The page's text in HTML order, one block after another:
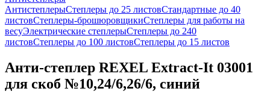
АнтистеплерыСтеплеры до 25 листовСтандартные до 40
листовСтеплеры-брошюровщикиСтеплеры для работы на
весуЭлектрические степлерыСтеплеры до 240
листовСтеплеры до 100 листовСтеплеры до 15 листов
Анти-степлер REXEL Extract-It 03001
для скоб №10,24/6,26/6, синий